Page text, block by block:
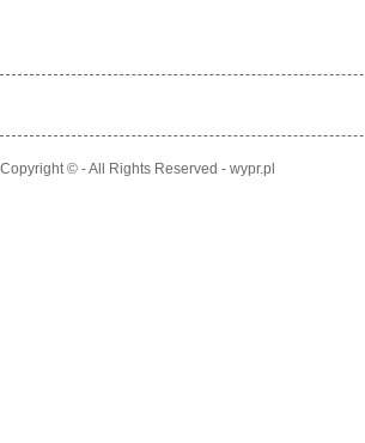
Copyright © - All Rights Reserved - wypr.pl